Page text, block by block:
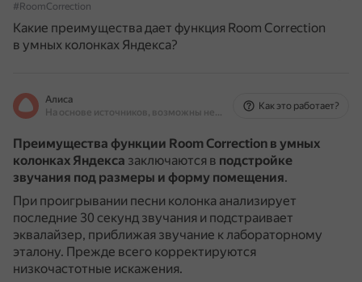
#RoomCorrection
Какие преимущества дает функция Room Correction
в умных колонках Яндекса?
Алиса
На основе источников, возможны неточности
Как это работает?
Преимущества функции Room Correction в умных
колонках Яндекса заключаются в подстройке
звучания под размеры и форму помещения.
При проигрывании песни колонка анализирует
последние 30 секунд звучания и подстраивает
эквалайзер, приближая звучание к лабораторному
эталону. Прежде всего корректируются
низкочастотные искажения.